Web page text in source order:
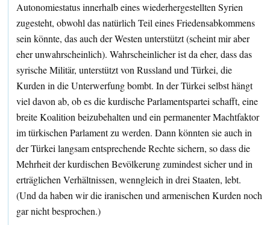
Autonomiestatus innerhalb eines wiederhergestellten Syrien
zugesteht, obwohl das natürlich Teil eines Friedensabkommens
sein könnte, das auch der Westen unterstützt (scheint mir aber
eher unwahrscheinlich). Wahrscheinlicher ist da eher, dass das
syrische Militär, unterstützt von Russland und Türkei, die
Kurden in die Unterwerfung bombt. In der Türkei selbst hängt
viel davon ab, ob es die kurdische Parlamentspartei schafft, eine
breite Koalition beizubehalten und ein permanenter Machtfaktor
im türkischen Parlament zu werden. Dann könnten sie auch in
der Türkei langsam entsprechende Rechte sichern, so dass die
Mehrheit der kurdischen Bevölkerung zumindest sicher und in
erträglichen Verhältnissen, wenngleich in drei Staaten, lebt.
(Und da haben wir die iranischen und armenischen Kurden noch
gar nicht besprochen.)